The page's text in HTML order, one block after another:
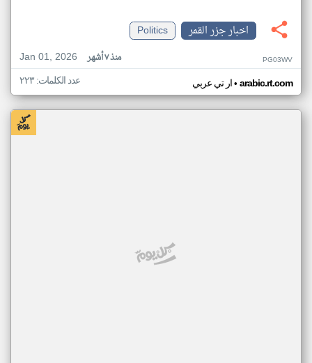
اخبار جزر القمر
Politics
Jan 01, 2026
منذ ٧ أشهر PG03WV
ار تي عربي• arabic.rt.com عدد الكلمات: ٢٢٣